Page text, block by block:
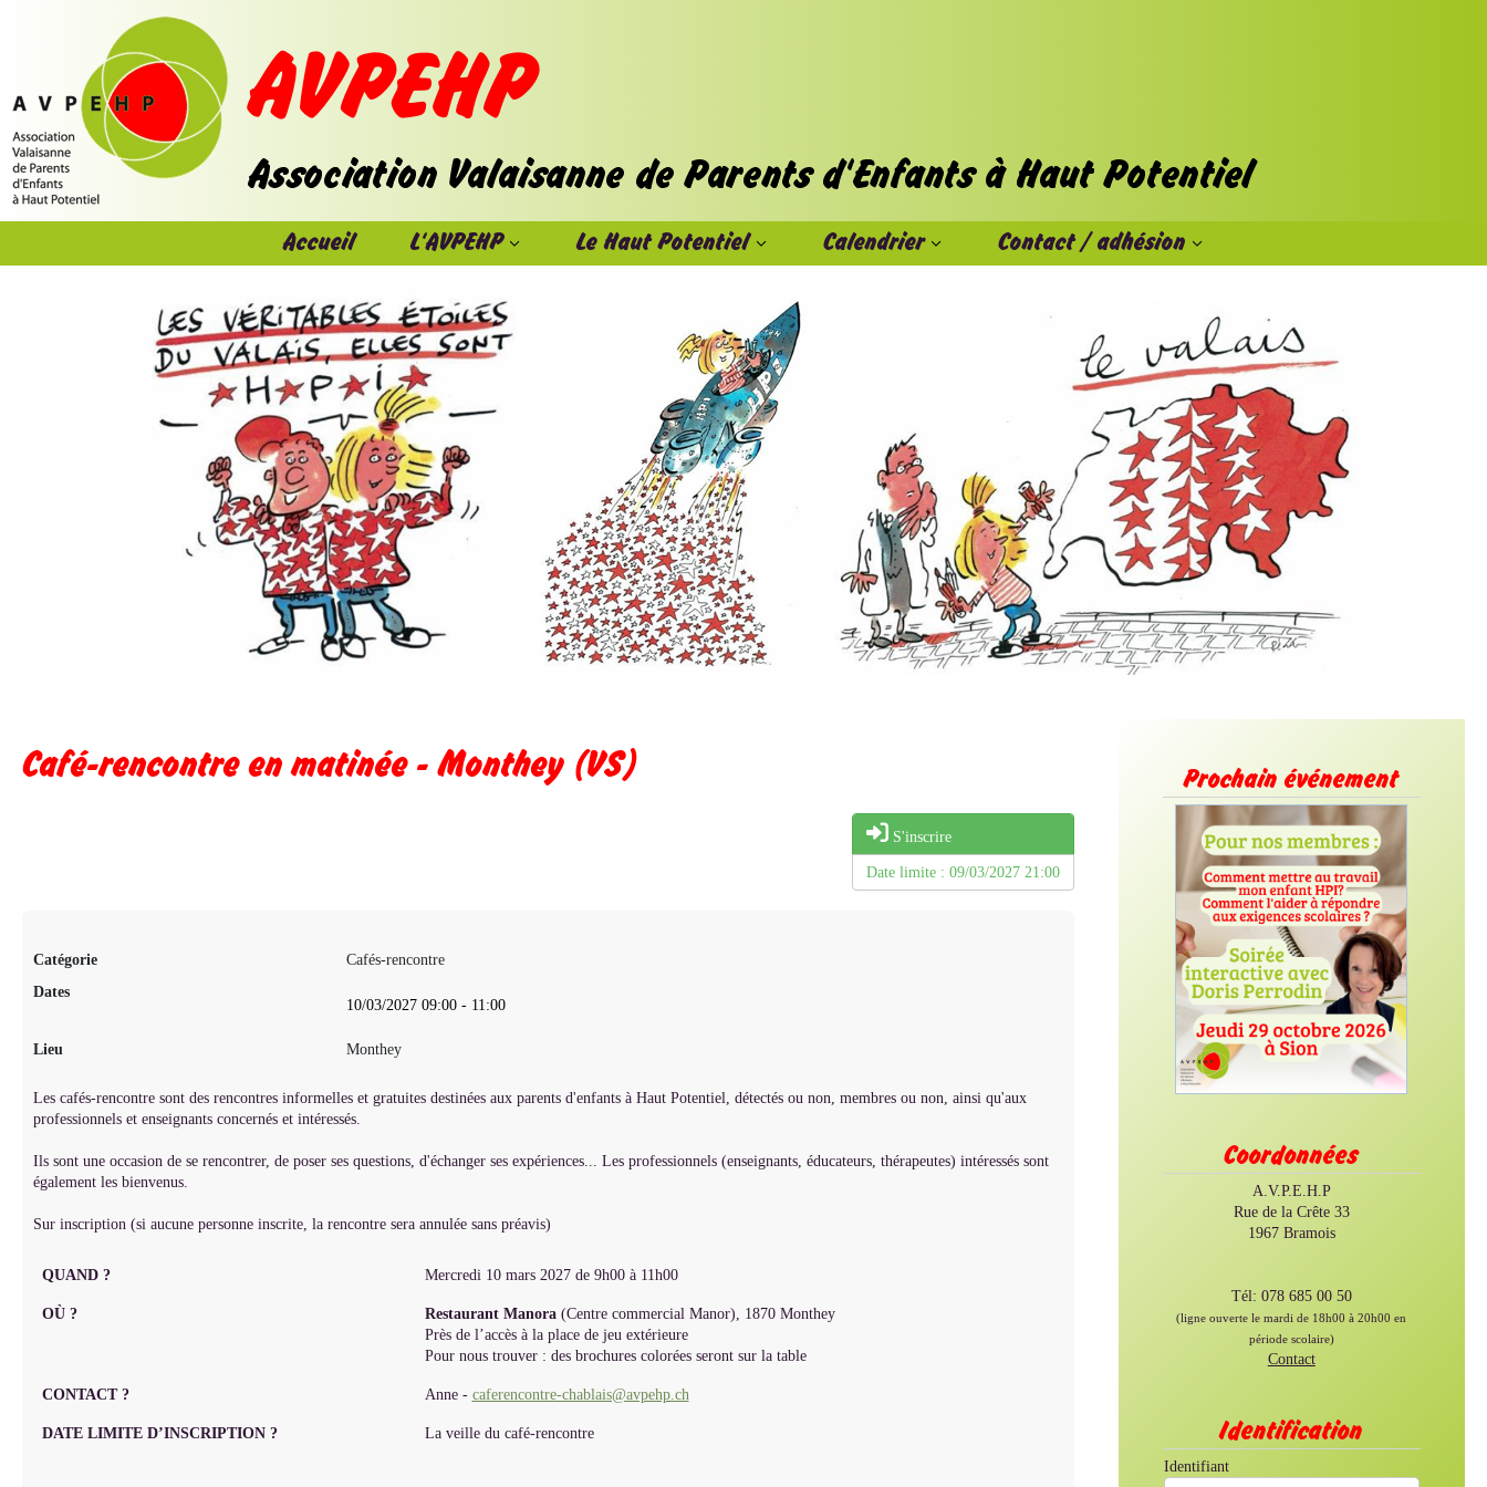
Accueil L'AVPEHP Le Haut Potentiel Calendrier Contact / adhésion
Café-rencontre en matinée - Monthey (VS)
S'inscrire
Date limite : 09/03/2027 21:00
Catégorie
Cafés-rencontre
Dates
10/03/2027 09:00- 11:00
Lieu Monthey
Les cafés-rencontre sont des rencontres informelles et gratuites destinées aux parents d'enfants à Haut Potentiel, détectés ou non, membres ou non, ainsi qu'aux
professionnels et enseignants concernés et intéressés.
Ils sont une occasion de se rencontrer, de poser ses questions, d'échanger ses expériences... Les professionnels (enseignants, éducateurs, thérapeutes) intéressés sont
également les bienvenus.
Sur inscription (si aucune personne inscrite, la rencontre sera annulée sans préavis)
QUAND ? Mercredi 10 mars 2027 de 9h00 à 11h00
OÙ ? Restaurant Manora (Centre commercial Manor), 1870 Monthey
Près de l’accès à la place de jeu extérieure
Pour nous trouver : des brochures colorées seront sur la table
CONTACT ? Anne - caferencontre-chablais@avpehp.ch
DATE LIMITE D’INSCRIPTION ? La veille du café-rencontre
Prochain événement
Coordonnées
A.V.P.E.H.P
Rue de la Crête 33
1967 Bramois
Tél: 078 685 00 50
(ligne ouverte le mardi de 18h00 à 20h00 en
période scolaire)
Contact
Identification
Identifiant